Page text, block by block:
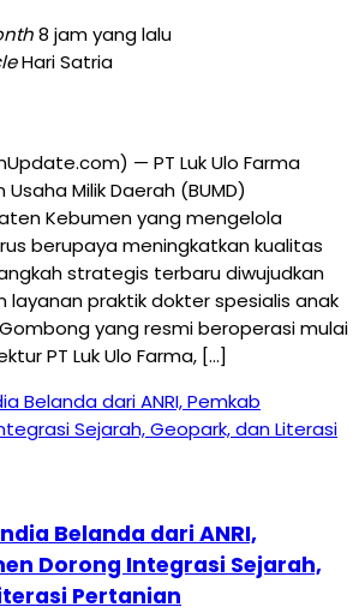
8 jam yang lalu
Hari Satria
— PT Luk Ulo Farma
Milik Daerah (BUMD)
Kebumen yang mengelola
berupaya meningkatkan kualitas
strategis terbaru diwujudkan
layanan praktik dokter spesialis anak
yang resmi beroperasi mulai
PT Luk Ulo Farma, […]
Belanda dari ANRI,
Dorong Integrasi Sejarah,
Pertanian